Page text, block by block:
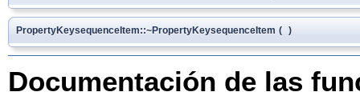
PropertyKeysequenceItem::~PropertyKeysequenceItem ( )
Documentación de las